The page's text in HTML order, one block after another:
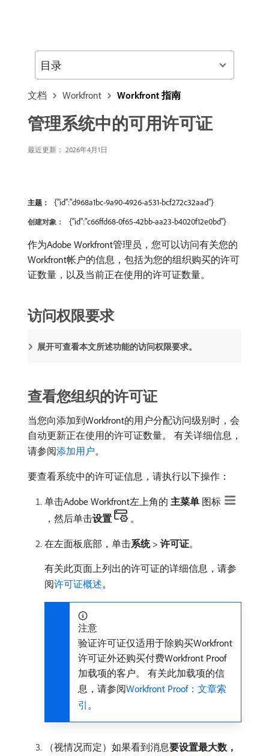
文档 Workfront Workfront 指南
管理系统中的可用许可证
最近更新： 2026年4月1日
主题： {"id":"d968a1bc-9a90-4926-a531-bcf272c32aad"}
创建对象： {"id":"c66ffd68-0f65-42bb-aa23-b4020f12e0bd"}
作为Adobe Workfront管理员，您可以访问有关您的
Workfront帐户的信息，包括为您的组织购买的许可
证数量，以及当前正在使用的许可证数量。
访问权限要求
展开可查看本文所述功能的访问权限要求。
查看您组织的许可证
当您向添加到Workfront的用户分配访问级别时，会
自动更新正在使用的许可证数量。 有关详细信息，
请参阅添加用户。
要查看系统中的许可证信息，请执行以下操作：
单击Adobe Workfront左上角的​ 主菜单 ​图标
，然后单击​设置 。
在左面板底部，单击​系统> 许可证。
有关此页面上列出的许可证的详细信息，请参
阅许可证概述。
注意
验证许可证仅适用于除购买Workfront
许可证外还购买付费Workfront Proof
加载项的客户。 有关此加载项的信
息，请参阅Workfront Proof：文章索
引 。
（视情况而定）如果看到消息​要设置最大数，
目录